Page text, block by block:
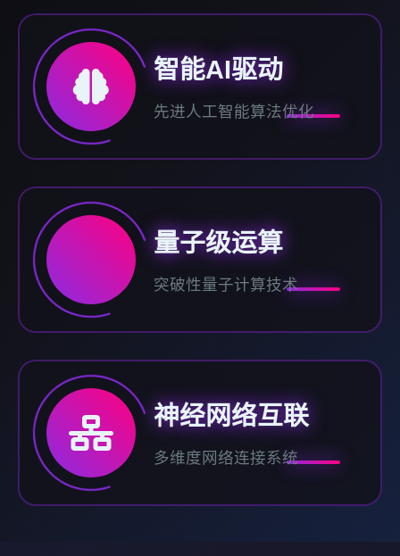
智能AI驱动
先进人工智能算法优化
量子级运算
突破性量子计算技术
神经网络互联
多维度网络连接系统